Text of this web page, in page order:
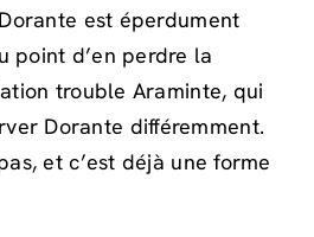
est éperdument
point d’en perdre la
trouble Araminte, qui
Dorante différemment.
et c’est déjà une forme